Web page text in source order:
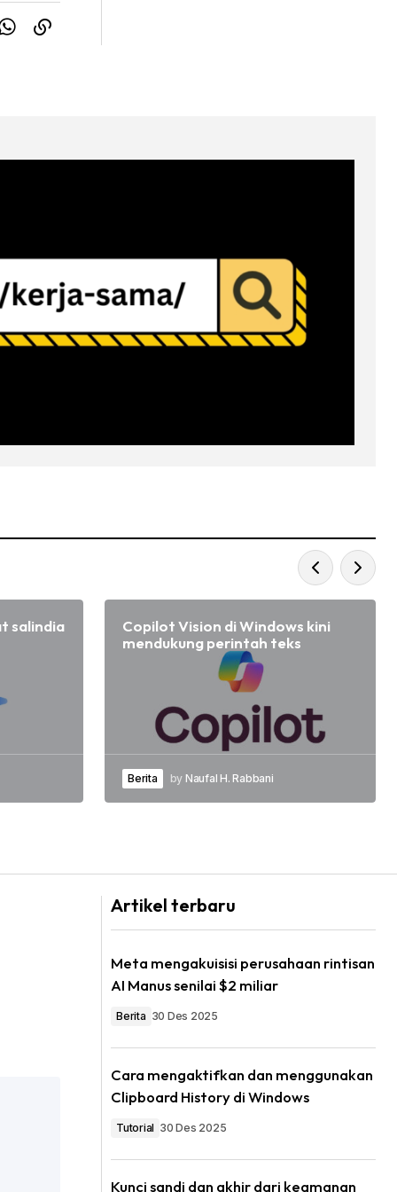
salindia
Copilot Vision di Windows kini
mendukung perintah teks
Berita by Naufal H. Rabbani
Artikel terbaru
Meta mengakuisisi perusahaan rintisan
AI Manus senilai $2 miliar
Berita 30 Des 2025
Cara mengaktifkan dan menggunakan
Clipboard History di Windows
Tutorial 30 Des 2025
Kunci sandi dan akhir dari keamanan